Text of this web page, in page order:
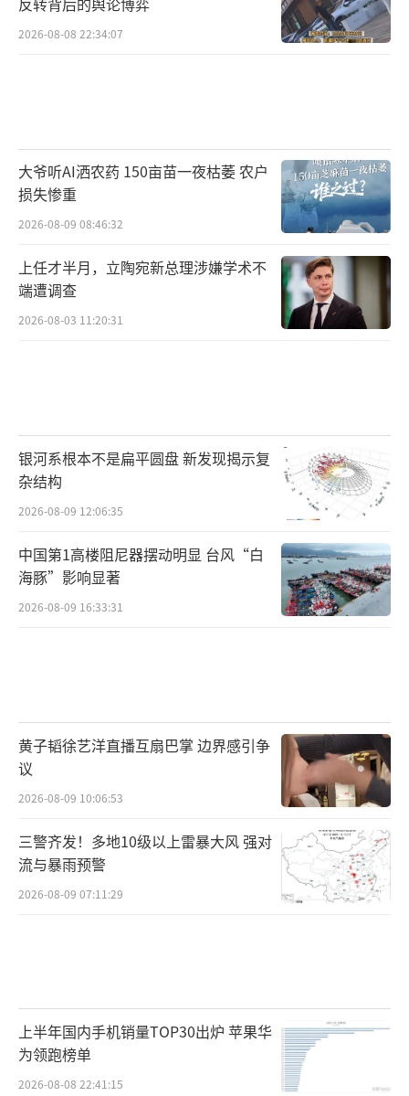
2026-08-08 22:34:07
大爷听AI洒农药 150亩苗一夜枯萎 农户
损失惨重
2026-08-09 08:46:32
上任才半月，立陶宛新总理涉嫌学术不
端遭调查
2026-08-03 11:20:31
银河系根本不是扁平圆盘 新发现揭示复
杂结构
2026-08-09 12:06:35
中国第1高楼阻尼器摆动明显 台风“白
海豚”影响显著
2026-08-09 16:33:31
黄子韬徐艺洋直播互扇巴掌 边界感引争
议
2026-08-09 10:06:53
三警齐发！多地10级以上雷暴大风 强对
流与暴雨预警
2026-08-09 07:11:29
上半年国内手机销量TOP30出炉 苹果华
为领跑榜单
2026-08-08 22:41:15